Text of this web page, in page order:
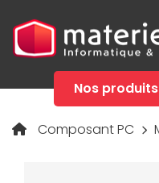
Nos produits
Composant PC